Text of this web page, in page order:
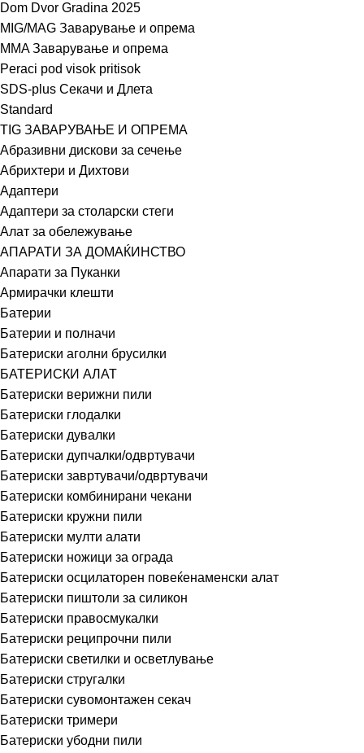
Dom Dvor Gradina 2025
MIG/MAG Заварување и опрема
MMA Заварување и опрема
Peraci pod visok pritisok
SDS-plus Секачи и Длета
Standard
TIG ЗАВАРУВАЊЕ И ОПРЕМА
Абразивни дискови за сечење
Абрихтери и Дихтови
Адаптери
Адаптери за столарски стеги
Алат за обележување
АПАРАТИ ЗА ДОМАЌИНСТВО
Апарати за Пуканки
Армирачки клешти
Батерии
Батерии и полначи
Батериски аголни брусилки
БАТЕРИСКИ АЛАТ
Батериски верижни пили
Батериски глодалки
Батериски дувалки
Батериски дупчалки/одвртувачи
Батериски завртувачи/одвртувачи
Батериски комбинирани чекани
Батериски кружни пили
Батериски мулти алати
Батериски ножици за ограда
Батериски осцилаторен повеќенаменски алат
Батериски пиштоли за силикон
Батериски правосмукалки
Батериски реципрочни пили
Батериски светилки и осветлување
Батериски стругалки
Батериски сувомонтажен секач
Батериски тримери
Батериски убодни пили